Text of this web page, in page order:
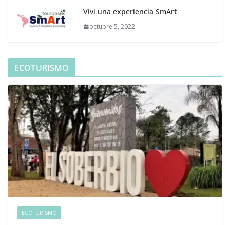
Viví una experiencia SmArt
octubre 5, 2022
ECOTURISMO
ECOTURISMO